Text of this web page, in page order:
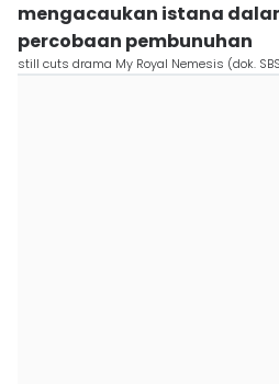
mengacaukan istana
percobaan pembunuhan
still cuts drama My Royal Nemesis (dok.